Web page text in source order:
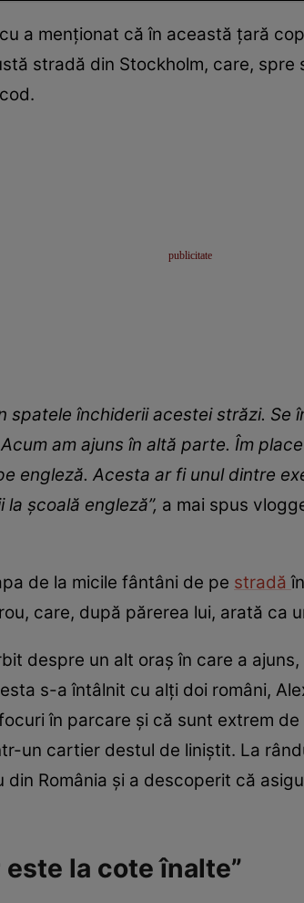
a menționat că în această țară
stradă din Stockholm, care,
spatele închiderii acestei străzi. Se
am ajuns în altă parte. Îm
engleză. Acesta ar fi unul dintre
școală engleză”, a mai spus
de la micile fântâni de pe stradă
care, după părerea lui, arată ca
despre un alt oraș în care a
s-a întâlnit cu alți doi români,
în parcare și că sunt extrem
un cartier destul de liniștit. La
România și a descoperit că
la cote înalte”